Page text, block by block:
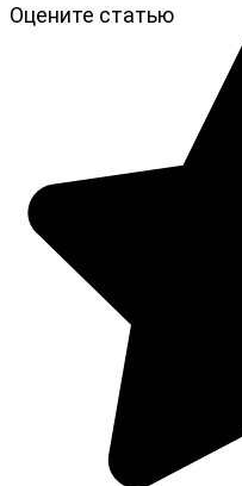
Оцените статью